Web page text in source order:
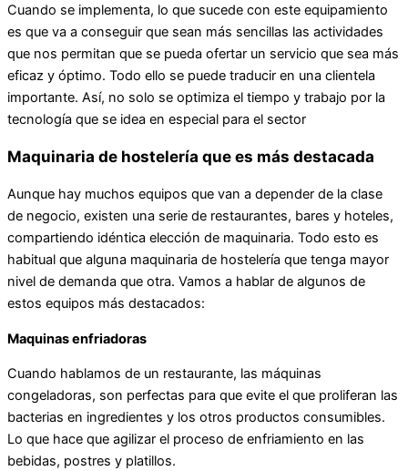
Cuando se implementa, lo que sucede con este equipamiento
es que va a conseguir que sean más sencillas las actividades
que nos permitan que se pueda ofertar un servicio que sea más
eficaz y óptimo. Todo ello se puede traducir en una clientela
importante. Así, no solo se optimiza el tiempo y trabajo por la
tecnología que se idea en especial para el sector
Maquinaria de hostelería que es más destacada
Aunque hay muchos equipos que van a depender de la clase
de negocio, existen una serie de restaurantes, bares y hoteles,
compartiendo idéntica elección de maquinaria. Todo esto es
habitual que alguna maquinaria de hostelería que tenga mayor
nivel de demanda que otra. Vamos a hablar de algunos de
estos equipos más destacados:
Maquinas enfriadoras
Cuando hablamos de un restaurante, las máquinas
congeladoras, son perfectas para que evite el que proliferan las
bacterias en ingredientes y los otros productos consumibles.
Lo que hace que agilizar el proceso de enfriamiento en las
bebidas, postres y platillos.